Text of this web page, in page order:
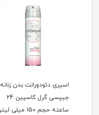
اسپری دئودورانت بدن زنانه
جیپسی گرل کاسپین 24
ساعته حجم 150 میلی لیتر